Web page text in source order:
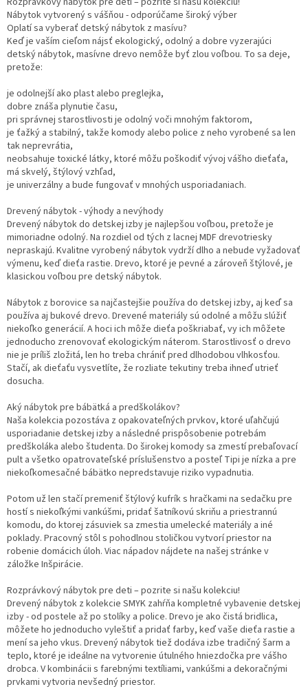
Nábytok vytvorený s vášňou - odporúčame široký výber
Oplatí sa vyberať detský nábytok z masívu?
Keď je vaším cieľom nájsť ekologický, odolný a dobre vyzerajúci
detský nábytok, masívne drevo nemôže byť zlou voľbou. To sa deje,
pretože:
je odolnejší ako plast alebo preglejka,
dobre znáša plynutie času,
pri správnej starostlivosti je odolný voči mnohým faktorom,
je ťažký a stabilný, takže komody alebo police z neho vyrobené sa len
tak neprevrátia,
neobsahuje toxické látky, ktoré môžu poškodiť vývoj vášho dieťaťa,
má skvelý, štýlový vzhľad,
je univerzálny a bude fungovať v mnohých usporiadaniach.
Drevený nábytok - výhody a nevýhody
Drevený nábytok do detskej izby je najlepšou voľbou, pretože je
mimoriadne odolný. Na rozdiel od tých z lacnej MDF drevotriesky
nepraskajú. Kvalitne vyrobený nábytok vydrží dlho a nebude vyžadovať
výmenu, keď dieťa rastie. Drevo, ktoré je pevné a zároveň štýlové, je
klasickou voľbou pre detský nábytok.
Nábytok z borovice sa najčastejšie používa do detskej izby, aj keď sa
používa aj bukové drevo. Drevené materiály sú odolné a môžu slúžiť
niekoľko generácií. A hoci ich môže dieťa poškriabať, vy ich môžete
jednoducho zrenovovať ekologickým náterom. Starostlivosť o drevo
nie je príliš zložitá, len ho treba chrániť pred dlhodobou vlhkosťou.
Stačí, ak dieťaťu vysvetlíte, že rozliate tekutiny treba ihneď utrieť
dosucha.
Aký nábytok pre bábätká a predškolákov?
Naša kolekcia pozostáva z opakovateľných prvkov, ktoré uľahčujú
usporiadanie detskej izby a následné prispôsobenie potrebám
predškoláka alebo študenta. Do širokej komody sa zmestí prebaľovací
pult a všetko opatrovateľské príslušenstvo a posteľ Tipi je nízka a pre
niekoľkomesačné bábätko nepredstavuje riziko vypadnutia.
Potom už len stačí premeniť štýlový kufrík s hračkami na sedačku pre
hostí s niekoľkými vankúšmi, pridať šatníkovú skriňu a priestrannú
komodu, do ktorej zásuviek sa zmestia umelecké materiály a iné
poklady. Pracovný stôl s pohodlnou stoličkou vytvorí priestor na
robenie domácich úloh. Viac nápadov nájdete na našej stránke v
záložke Inšpirácie.
Rozprávkový nábytok pre deti – pozrite si našu kolekciu!
Drevený nábytok z kolekcie SMYK zahŕňa kompletné vybavenie detskej
izby - od postele až po stolíky a police. Drevo je ako čistá bridlica,
môžete ho jednoducho vyleštiť a pridať farby, keď vaše dieťa rastie a
mení sa jeho vkus. Drevený nábytok tiež dodáva izbe tradičný šarm a
teplo, ktoré je ideálne na vytvorenie útulného hniezdočka pre vášho
drobca. V kombinácii s farebnými textíliami, vankúšmi a dekoračnými
prvkami vytvoria nevšedný priestor.